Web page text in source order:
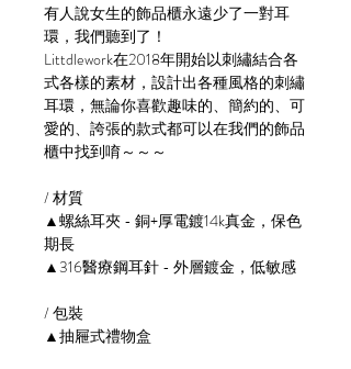
有人說女生的飾品櫃永遠少了一對耳
環，我們聽到了！
Littdlework在2018年開始以刺繡結合各
式各樣的素材，設計出各種風格的刺繡
耳環，無論你喜歡趣味的、簡約的、可
愛的、誇張的款式都可以在我們的飾品
櫃中找到唷～～～
/ 材質
▲螺絲耳夾 - 銅+厚電鍍14k真金，保色
期長
▲316醫療鋼耳針 - 外層鍍金，低敏感
/ 包裝
▲抽屜式禮物盒